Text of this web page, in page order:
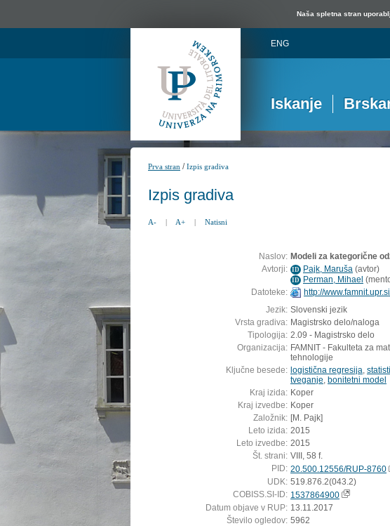
Naša spletna stran
ENG
Iskanje
Prva stran /Izpis gradiva
Izpis gradiva
A- | A+ | Natisni
Naslov: Modeli za kategorične
Avtorji: ID Pajk, Maruša (avtor)
ID Perman, Mihael (
Datoteke:
http://
Jezik: Slovenski jezik
Vrsta gradiva: Magistrsko delo/naloga
Tipologija: 2.09 - Magistrsko delo
Organizacija: FAMNIT - Fakulteta za
tehnologije
Ključne besede: logistična regresija
tveganje bonitetni model
Kraj izida: Koper
Kraj izvedbe: Koper
Založnik: [M. Pajk]
Leto izida: 2015
Leto izvedbe: 2015
Št. strani: VIII, 58 f.
PID: 20.500.12556/RUP-8760
UDK: 519.876.2(043.2)
COBISS.SI-ID: 1537864900
Datum objave v RUP: 13.11.2017
Število ogledov: 5962